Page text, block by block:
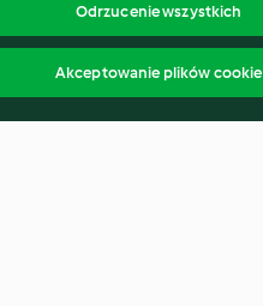
Odrzucenie wszystkich
Akceptowanie plików cookie